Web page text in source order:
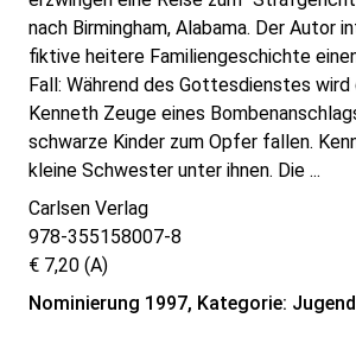
nach Birmingham, Alabama. Der Autor
fiktive heitere Familiengeschichte
Fall: Während des Gottesdienstes wird
Kenneth Zeuge eines
schwarze Kinder zum Opfer fallen.
kleine Schwester unter ihnen. Die ...
Carlsen Verlag
978-355158007-8
€ 7,20 (A)
Nominierung 1997, Kategorie: